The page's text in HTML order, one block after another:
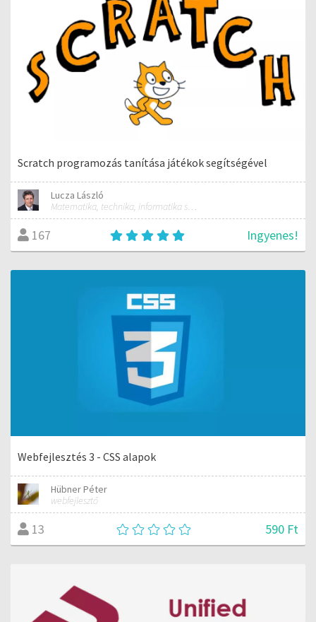
Scratch programozás tanítása játékok segítségével
Lucza László
167 Ingyenes!
Webfejlesztés 3 - CSS alapok
Hübner Péter
webfejlesztő
13 590 Ft